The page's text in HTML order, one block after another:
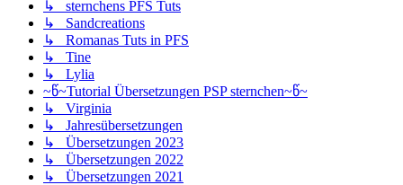
↳ sternchens PFS Tuts
↳ Sandcreations
↳ Romanas Tuts in PFS
↳ Tine
↳ Lylia
~წ~Tutorial Übersetzungen PSP sternchen~წ~
↳ Virginia
↳ Jahresübersetzungen
↳ Übersetzungen 2023
↳ Übersetzungen 2022
↳ Übersetzungen 2021